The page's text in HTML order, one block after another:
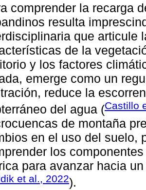
comprender la recarga
resulta
que articule
de la
y los factores
emerge como un
reduce la
del agua (Castillo
de montaña
en el uso del suelo,
los
para avanzar hacia
et al., 2022).